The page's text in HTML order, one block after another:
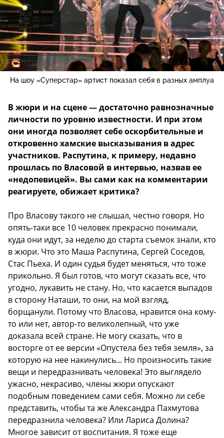
На шоу «Суперстар» артист показал себя в разных амплуа
В жюри и на сцене — достаточно равнозначные
личности по уровню известности. И при этом
они иногда позволяет себе оскорбительные и
откровенно хамские высказывания в адрес
участников. Распутина, к примеру, недавно
прошлась по Власовой в интервью, назвав ее
«недопевицей». Вы сами как на комментарии
реагируете, обижает критика?
Про Власову такого не слышал, честно говоря. Но
опять-таки все 10 человек прекрасно понимали,
куда они идут, за неделю до старта съемок знали, кто
в жюри. Что это Маша Распутина, Сергей Соседов,
Стас Пьеха. И один судья будет меняться, что тоже
прикольно. Я был готов, что могут сказать все, что
угодно, лукавить не стану. Но, что касается выпадов
в сторону Наташи, то они, на мой взгляд,
борщанули. Потому что Власова, нравится она кому-
то или нет, автор-то великолепный, что уже
доказала всей стране. Не могу сказать, что в
восторге от ее версии «Опустела без тебя земля», за
которую на нее накинулись... Но произносить такие
вещи и передразнивать человека! Это выглядело
ужасно, некрасиво, члены жюри опускают
подобным поведением сами себя. Можно ли себе
представить, чтобы та же Александра Пахмутова
передразнила человека? Или Лариса Долина?
Многое зависит от воспитания. Я тоже еще